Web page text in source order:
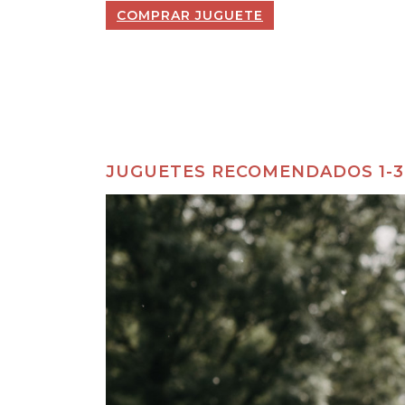
COMPRAR JUGUETE
JUGUETES RECOMENDADOS 1-